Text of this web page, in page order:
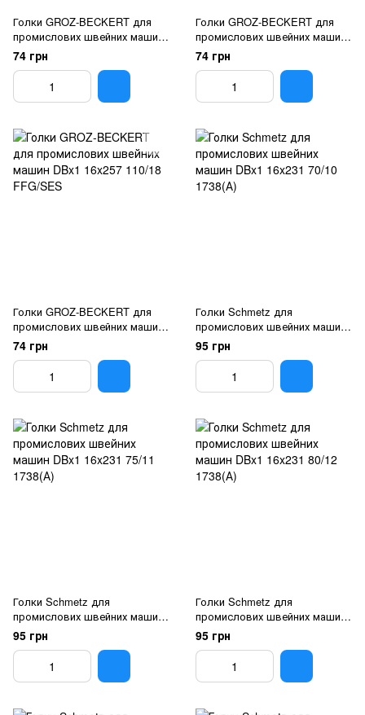
Голки GROZ-BECKERT для
промислових швейних машин
DBx1 16x257 90/14 FFG/SES
74 грн
Голки GROZ-BECKERT для
промислових швейних машин
DBx1 16x257 100/16 FFG/SES
74 грн
Голки GROZ-BECKERT для
промислових швейних машин
DBx1 16x257 110/18 FFG/SES
74 грн
Голки Schmetz для
промислових швейних машин
DBx1 16x231 70/10 1738(А)
95 грн
Голки Schmetz для
промислових швейних машин
DBx1 16x231 75/11 1738(А)
95 грн
Голки Schmetz для
промислових швейних машин
DBx1 16x231 80/12 1738(А)
95 грн